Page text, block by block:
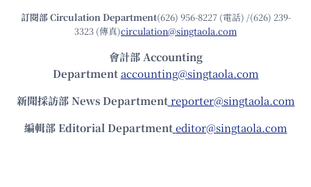
訂閱部 Circulation Department(626) 956-8227 (電話) /(626) 239-
3323 (傳真)circulation@singtaola.com
會計部 Accounting
Department accounting@singtaola.com
新聞採訪部 News Department reporter@singtaola.com
編輯部 Editorial Department editor@singtaola.com